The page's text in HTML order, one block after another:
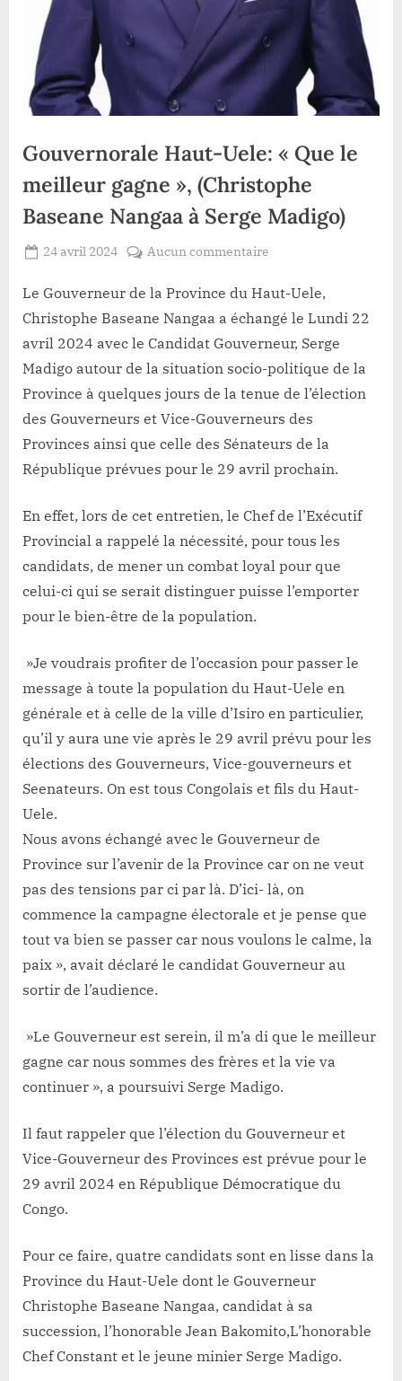
Gouvernorale Haut-Uele: « Que le
meilleur gagne », (Christophe
Baseane Nangaa à Serge Madigo)
Posted
24 avril 2024
Lacloche
Aucun commentaire
Haut-
Uele:
le
meilleur
gagne »,
(Christophe
Baseane
à
Madigo)
Le Gouverneur de la Province du Haut-Uele,
Christophe Baseane Nangaa a échangé le Lundi 22
avril 2024 avec le Candidat Gouverneur, Serge
Madigo autour de la situation socio-politique de la
Province à quelques jours de la tenue de l’élection
des Gouverneurs et Vice-Gouverneurs des
Provinces ainsi que celle des Sénateurs de la
République prévues pour le 29 avril prochain.
En effet, lors de cet entretien, le Chef de l’Exécutif
Provincial a rappelé la nécessité, pour tous les
candidats, de mener un combat loyal pour que
celui-ci qui se serait distinguer puisse l’emporter
pour le bien-être de la population.
»Je voudrais profiter de l’occasion pour passer le
message à toute la population du Haut-Uele en
générale et à celle de la ville d’Isiro en particulier,
qu’il y aura une vie après le 29 avril prévu pour les
élections des Gouverneurs, Vice-gouverneurs et
Seenateurs. On est tous Congolais et fils du Haut-
Uele.
Nous avons échangé avec le Gouverneur de
Province sur l’avenir de la Province car on ne veut
pas des tensions par ci par là. D’ici- là, on
commence la campagne électorale et je pense que
tout va bien se passer car nous voulons le calme, la
paix », avait déclaré le candidat Gouverneur au
sortir de l’audience.
»Le Gouverneur est serein, il m’a di que le meilleur
gagne car nous sommes des frères et la vie va
continuer », a poursuivi Serge Madigo.
Il faut rappeler que l’élection du Gouverneur et
Vice-Gouverneur des Provinces est prévue pour le
29 avril 2024 en République Démocratique du
Congo.
Pour ce faire, quatre candidats sont en lisse dans la
Province du Haut-Uele dont le Gouverneur
Christophe Baseane Nangaa, candidat à sa
succession, l’honorable Jean Bakomito,L’honorable
Chef Constant et le jeune minier Serge Madigo.